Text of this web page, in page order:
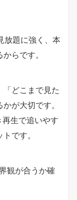
放題に強く、本
らです。
「どこまで見た
が大切です。
生で追いやす
です。
観が合うか確